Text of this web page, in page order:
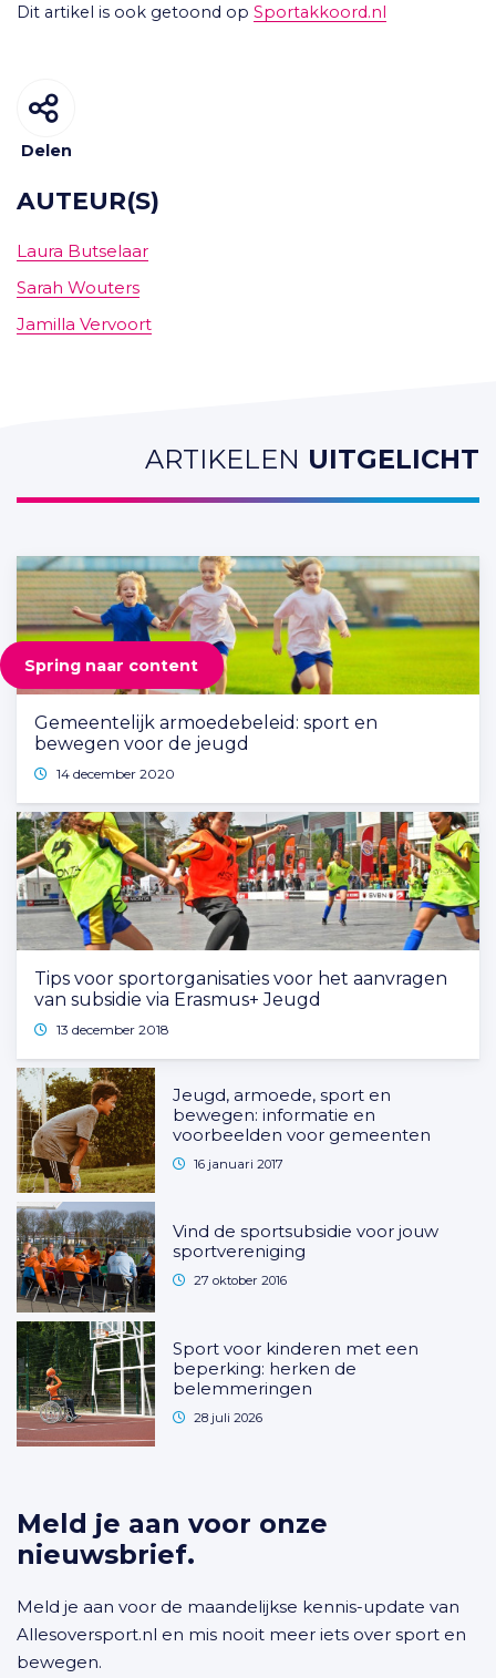
Spring naar content
Dit artikel is ook getoond op Sportakkoord.nl
Delen
AUTEUR(S)
Laura Butselaar
Sarah Wouters
Jamilla Vervoort
ARTIKELEN UITGELICHT
Gemeentelijk armoedebeleid: sport en
bewegen voor de jeugd
14 december 2020
Tips voor sportorganisaties voor het aanvragen
van subsidie via Erasmus+ Jeugd
13 december 2018
Jeugd, armoede, sport en
bewegen: informatie en
voorbeelden voor gemeenten
16 januari 2017
Vind de sportsubsidie voor jouw
sportvereniging
27 oktober 2016
Sport voor kinderen met een
beperking: herken de
belemmeringen
28 juli 2026
Meld je aan voor onze
nieuwsbrief.
Meld je aan voor de maandelijkse kennis-update van
Allesoversport.nl en mis nooit meer iets over sport en
bewegen.